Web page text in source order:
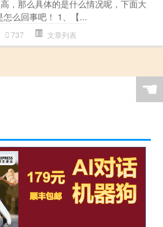
高，那么具体的是什么情况呢，下面大
么回事吧！ 1、【...
737 文章列表
☚